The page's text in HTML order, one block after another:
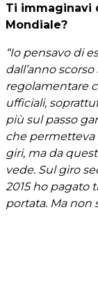
Ti immaginavi
Mondiale?
“Io pensavo di
dall’anno
regolamentare
ufficiali,
più sul passo
che
giri, ma da
vede. Sul giro
2015 ho pagato
portata. Ma non